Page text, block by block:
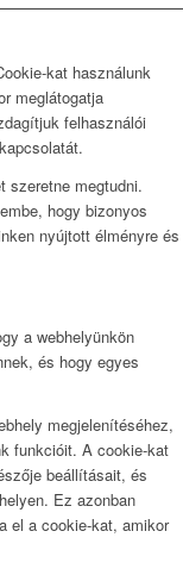
kat használunk
meglátogatja
felhasználói
szeretne megtudni.
hogy bizonyos
nyújtott élményre és
a webhelyünkön
és hogy egyes
megjelenítéséhez,
funkcióit. A cookie-kat
beállításait, és
Ez azonban
el a cookie-kat, amikor